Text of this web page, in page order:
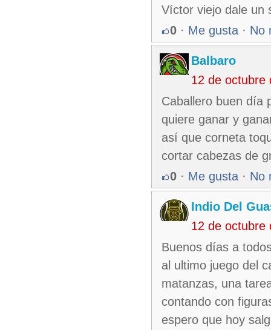
Víctor viejo dale un
0 · Me gusta · No
Balbaro
12 de octubre
Caballero buen día
quiere ganar y
así que corneta
cortar cabezas de
0 · Me gusta · No
Indio Del
12 de octubre
Buenos días a
al ultimo juego del
matanzas, una
contando con
espero que hoy